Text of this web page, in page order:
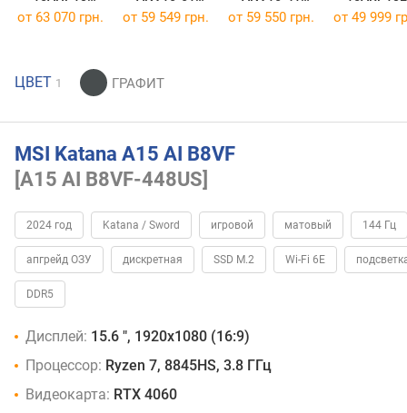
[83JG000SGE]
[ANV16-61-R9MV]
[NH.QP0EP.011]
от 63 070 грн. от 59 549 грн. от 59 550 грн. от 49 999
ЦВЕТ 1
MSI Katana A15 AI B8VF
[A15 AI B8VF-448US]
2024 год Katana / Sword игровой матовый 144 Гц
апгрейд ОЗУ дискретная SSD M.2 Wi-Fi 6E
DDR5
Дисплей: 15.6 ", 1920x1080 (16:9)
Процессор: Ryzen 7, 8845HS, 3.8 ГГц
Видеокарта: RTX 4060